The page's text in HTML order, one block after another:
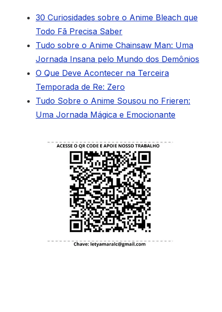
30 Curiosidades sobre o Anime Bleach que
Todo Fã Precisa Saber
Tudo sobre o Anime Chainsaw Man: Uma
Jornada Insana pelo Mundo dos Demônios
O Que Deve Acontecer na Terceira
Temporada de Re: Zero
Tudo Sobre o Anime Sousou no Frieren:
Uma Jornada Mágica e Emocionante